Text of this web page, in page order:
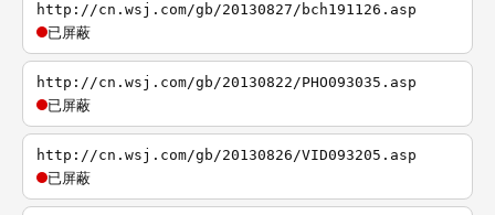
http://cn.wsj.com/gb/20130827/bch191126.asp
已屏蔽
http://cn.wsj.com/gb/20130822/PHO093035.asp
已屏蔽
http://cn.wsj.com/gb/20130826/VID093205.asp
已屏蔽